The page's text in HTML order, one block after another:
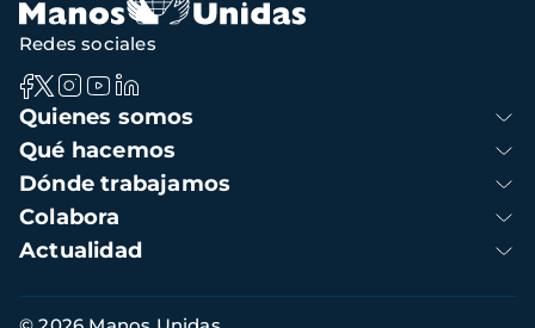
Navegación
principal
Quienes somos
Qué hacemos
Dónde trabajamos
Colabora
Actualidad
Redes sociales
Información